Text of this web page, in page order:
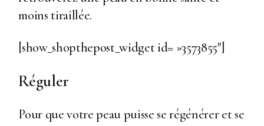
moins tiraillée.
[show_shopthepost_widget id= »3573855″]
Réguler
Pour que votre peau puisse se régénérer et se